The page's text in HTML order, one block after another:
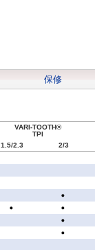
保修
VARI-TOOTH®
TPI
1.5/2.3 2/3